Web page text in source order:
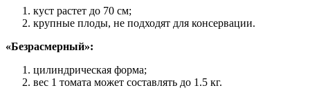
куст растет до 70 см;
крупные плоды, не подходят для консервации.
«Безрасмерный»:
цилиндрическая форма;
вес 1 томата может составлять до 1.5 кг.